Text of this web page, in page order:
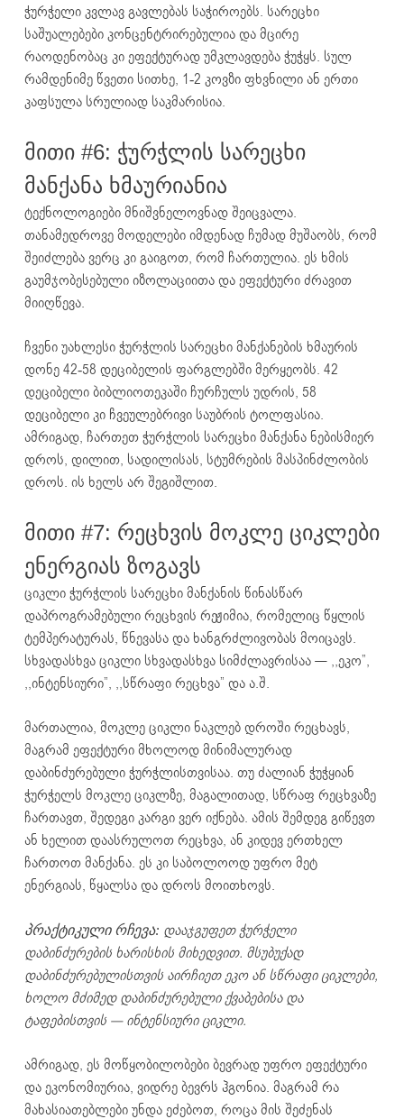
ჭურჭელი კვლავ გავლებას საჭიროებს. სარეცხი
საშუალებები კონცენტრირებულია და მცირე
რაოდენობაც კი ეფექტურად უმკლავდება ჭუჭყს. სულ
რამდენიმე წვეთი სითხე, 1-2 კოვზი ფხვნილი ან ერთი
კაფსულა სრულიად საკმარისია.
მითი #6: ჭურჭლის სარეცხი
მანქანა ხმაურიანია
ტექნოლოგიები მნიშვნელოვნად შეიცვალა.
თანამედროვე მოდელები იმდენად ჩუმად მუშაობს, რომ
შეიძლება ვერც კი გაიგოთ, რომ ჩართულია. ეს ხმის
გაუმჯობესებული იზოლაციითა და ეფექტური ძრავით
მიიღწევა.
ჩვენი უახლესი ჭურჭლის სარეცხი მანქანების ხმაურის
დონე 42-58 დეციბელის ფარგლებში მერყეობს. 42
დეციბელი ბიბლიოთეკაში ჩურჩულს უდრის, 58
დეციბელი კი ჩვეულებრივი საუბრის ტოლფასია.
ამრიგად, ჩართეთ ჭურჭლის სარეცხი მანქანა ნებისმიერ
დროს, დილით, სადილისას, სტუმრების მასპინძლობის
დროს. ის ხელს არ შეგიშლით.
მითი #7: რეცხვის მოკლე ციკლები
ენერგიას ზოგავს
ციკლი ჭურჭლის სარეცხი მანქანის წინასწარ
დაპროგრამებული რეცხვის რეჟიმია, რომელიც წყლის
ტემპერატურას, წნევასა და ხანგრძლივობას მოიცავს.
სხვადასხვა ციკლი სხვადასხვა სიმძლავრისაა — ,,ეკო”,
,,ინტენსიური”, ,,სწრაფი რეცხვა” და ა.შ.
მართალია, მოკლე ციკლი ნაკლებ დროში რეცხავს,
მაგრამ ეფექტური მხოლოდ მინიმალურად
დაბინძურებული ჭურჭლისთვისაა. თუ ძალიან ჭუჭყიან
ჭურჭელს მოკლე ციკლზე, მაგალითად, სწრაფ რეცხვაზე
ჩართავთ, შედეგი კარგი ვერ იქნება. ამის შემდეგ გიწევთ
ან ხელით დაასრულოთ რეცხვა, ან კიდევ ერთხელ
ჩართოთ მანქანა. ეს კი საბოლოოდ უფრო მეტ
ენერგიას, წყალსა და დროს მოითხოვს.
პრაქტიკული რჩევა: დააჯგუფეთ ჭურჭელი
დაბინძურების ხარისხის მიხედვით. მსუბუქად
დაბინძურებულისთვის აირჩიეთ ეკო ან სწრაფი ციკლები,
ხოლო მძიმედ დაბინძურებული ქვაბებისა და
ტაფებისთვის — ინტენსიური ციკლი.
ამრიგად, ეს მოწყობილობები ბევრად უფრო ეფექტური
და ეკონომიურია, ვიდრე ბევრს ჰგონია. მაგრამ რა
მახასიათებლები უნდა ეძებოთ, როცა მის შეძენას